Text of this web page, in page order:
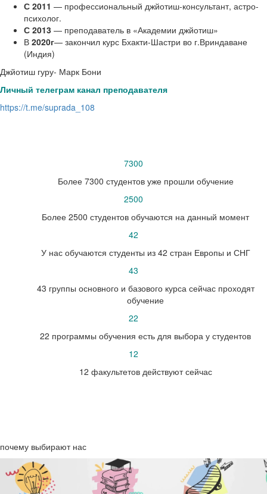
С 2011 — профессиональный джйотиш-консультант, астро-
психолог.
С 2013 — преподаватель в «Академии джйотиш»
В 2020г— закончил курс Бхакти-Шастри во г.Вриндаване
(Индия)
Джйотиш гуру- Марк Бони
Личный телеграм канал преподавателя
https://t.me/suprada_108
7300
Более 7300 студентов уже прошли обучение
2500
Более 2500 студентов обучаются на данный момент
42
У нас обучаются студенты из 42 стран Европы и СНГ
43
43 группы основного и базового курса сейчас проходят
обучение
22
22 программы обучения есть для выбора у студентов
12
12 факультетов действуют сейчас
почему выбирают нас